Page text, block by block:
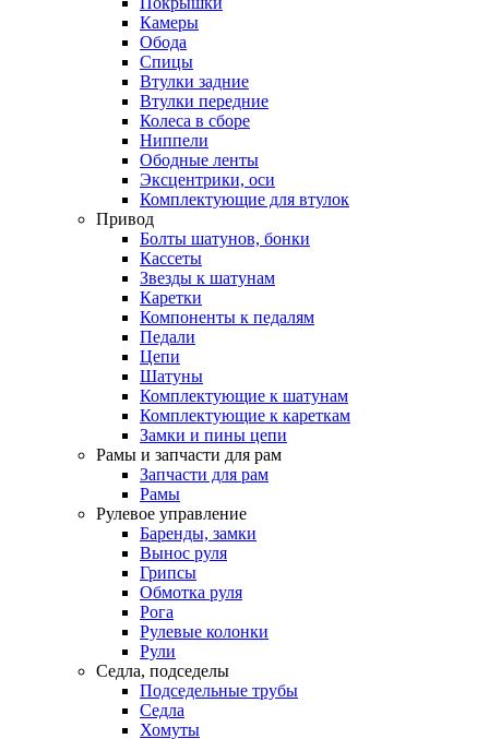
Камеры
Обода
Спицы
Втулки задние
Втулки передние
Колеса в сборе
Ниппели
Ободные ленты
Эксцентрики, оси
Комплектующие для втулок
Привод
Болты шатунов, бонки
Кассеты
Звезды к шатунам
Каретки
Компоненты к педалям
Педали
Цепи
Шатуны
Комплектующие к шатунам
Комплектующие к кареткам
Замки и пины цепи
Рамы и запчасти для рам
Запчасти для рам
Рамы
Рулевое управление
Баренды, замки
Вынос руля
Грипсы
Обмотка руля
Рога
Рулевые колонки
Рули
Седла, подседелы
Подседельные трубы
Седла
Хомуты